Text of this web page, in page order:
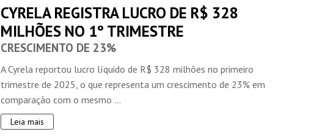
CYRELA REGISTRA LUCRO DE R$ 328
MILHÕES NO 1º TRIMESTRE
CRESCIMENTO DE 23%
A Cyrela reportou lucro líquido de R$ 328 milhões no primeiro
trimestre de 2025, o que representa um crescimento de 23% em
comparação com o mesmo ...
Leia mais